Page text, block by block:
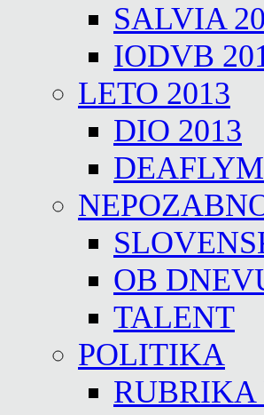
SALVIA
IODVB
LETO 2013
DIO 2013
OB
TALENT
POLITIKA